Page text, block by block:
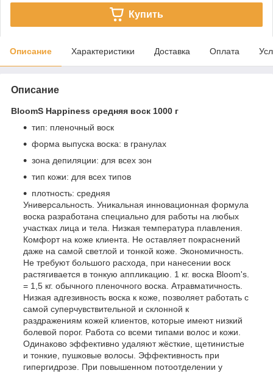
Купить
Описание Характеристики Доставка Оплата
Описание
BloomS Happiness средняя воск 1000 г
тип: пленочный воск
форма выпуска воска: в гранулах
зона депиляции: для всех зон
тип кожи: для всех типов
плотность: средняя
Универсальность. Уникальная инновационная формула
воска разработана специально для работы на любых
участках лица и тела. Низкая температура плавления.
Комфорт на коже клиента. Не оставляет покраснений
даже на самой светлой и тонкой коже. Экономичность.
Не требуют большого расхода, при нанесении воск
растягивается в тонкую аппликацию. 1 кг. воска Bloom's.
= 1,5 кг. обычного пленочного воска. Атравматичность.
Низкая адгезивность воска к коже, позволяет работать с
самой суперчувствительной и склонной к
раздражениям кожей клиентов, которые имеют низкий
болевой порог. Работа со всеми типами волос и кожи.
Одинаково эффективно удаляют жёсткие, щетинистые
и тонкие, пушковые волосы. Эффективность при
гипергидрозе. При повышенном потоотделении у